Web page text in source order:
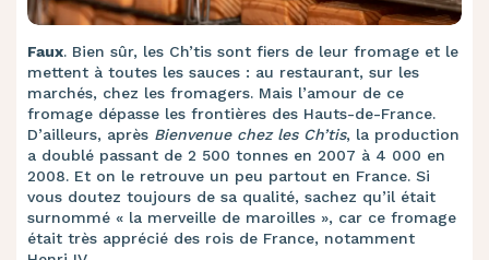
Faux. Bien sûr, les Ch’tis sont fiers de leur fromage et le
mettent à toutes les sauces : au restaurant, sur les
marchés, chez les fromagers. Mais l’amour de ce
fromage dépasse les frontières des Hauts-de-France.
D’ailleurs, après Bienvenue chez les Ch’tis, la production
a doublé passant de 2 500 tonnes en 2007 à 4 000 en
2008. Et on le retrouve un peu partout en France. Si
vous doutez toujours de sa qualité, sachez qu’il était
surnommé « la merveille de maroilles », car ce fromage
était très apprécié des rois de France, notamment